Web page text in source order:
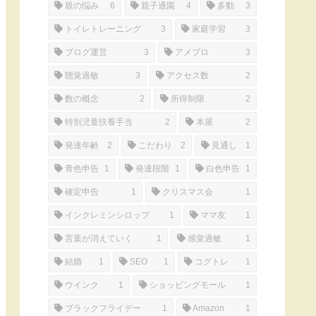
親の悩み 6 親子通園 4 多動 3
トイレトレーニング 3 家庭学習 3
ブログ運営 3 アメブロ 3
聴覚過敏 3 アクセス数 2
数の概念 2 所得制限 2
特別児童扶養手当 2 本屋 2
発達年齢 2 こだわり 2 見通し 1
青色申告 1 発達段階 1 白色申告 1
確定申告 1 クリスマス会 1
インクレミンシロップ 1 ママ友 1
言葉が消えていく 1 感覚過敏 1
結婚 1 SEO 1 コグトレ 1
ウインク 1 ショッピングモール 1
ブラックフライデー 1 Amazon 1